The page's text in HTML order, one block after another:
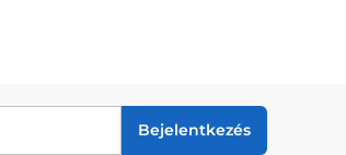
Bejelentkezés